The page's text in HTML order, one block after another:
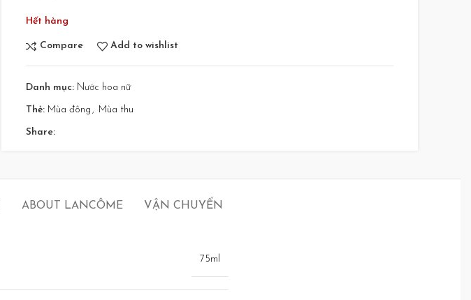
Hết hàng
Compare Add to wishlist
Danh mục: Nước hoa nữ
Thẻ: Mùa đông , Mùa thu
Share:
ABOUT LANCÔME VẬN CHUYỂN
75ml